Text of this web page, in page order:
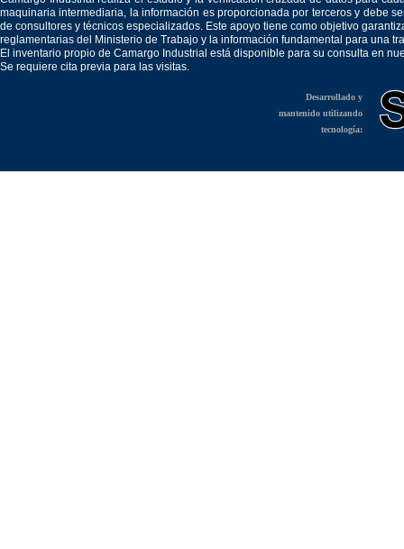
maquinaria intermediaria, la información es proporcionada por terceros y debe
de consultores y técnicos especializados. Este apoyo tiene como objetivo
reglamentarias del Ministerio de Trabajo y la información fundamental para una
El inventario propio de Camargo Industrial está disponible para su consulta en
Se requiere cita previa para las visitas.
Desarrollado y
mantenido utilizando
tecnología: